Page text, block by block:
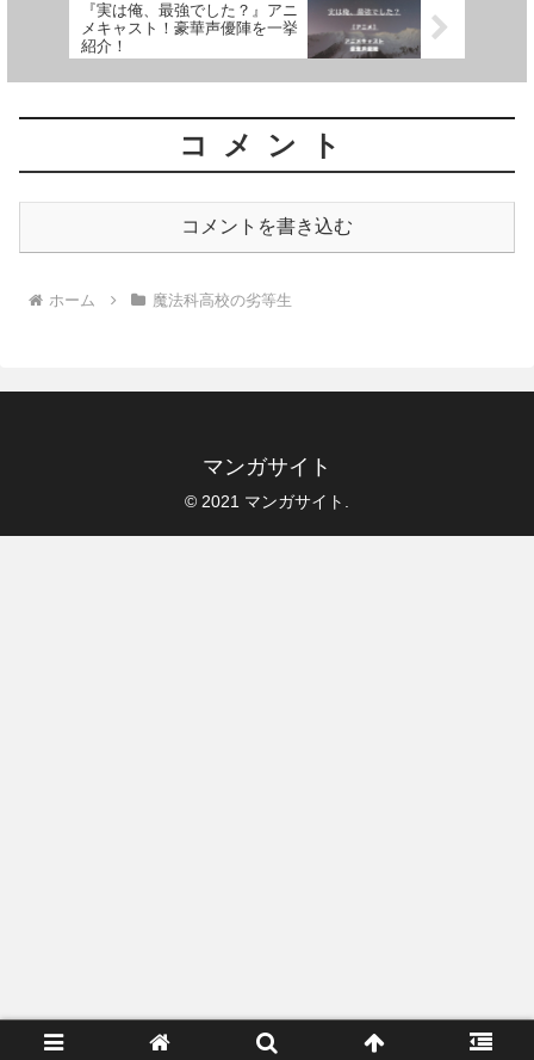
『実は俺、最強でした？』アニ
メキャスト！豪華声優陣を一挙
紹介！
コメント
コメントを書き込む
ホーム 魔法科高校の劣等生
マンガサイト
© 2021 マンガサイト.